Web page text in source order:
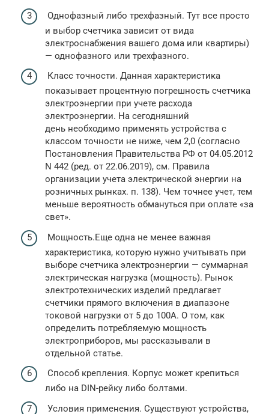
Однофазный либо трехфазный. Тут все просто
и выбор счетчика зависит от вида
электроснабжения вашего дома или квартиры)
— однофазного или трехфазного.
Класс точности. Данная характеристика
показывает процентную погрешность счетчика
электроэнергии при учете расхода
электроэнергии. На сегодняшний
день необходимо применять устройства с
классом точности не ниже, чем 2,0 (согласно
Постановления Правительства РФ от 04.05.2012
N 442 (ред. от 22.06.2019), см. Правила
организации учета электрической энергии на
розничных рынках. п. 138). Чем точнее учет, тем
меньше вероятность обмануться при оплате «за
свет».
Мощность.Еще одна не менее важная
характеристика, которую нужно учитывать при
выборе счетчика электроэнергии — суммарная
электрическая нагрузка (мощность). Рынок
электротехнических изделий предлагает
счетчики прямого включения в диапазоне
токовой нагрузки от 5 до 100А. О том, как
определить потребляемую мощность
электроприборов, мы рассказывали в
отдельной статье.
Способ крепления. Корпус может крепиться
либо на DIN-рейку либо болтами.
Условия применения. Существуют устройства,